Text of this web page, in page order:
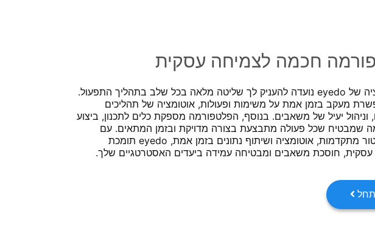
חכמה לצמיחה עסקית
האפליקציה של eyedo נועדה להעניק לך שליטה מלאה בכל שלב בתהליך התפעול.
מעקב בזמן אמת על משימות ופעולות, אוטומציה של תהליכים
וניהול יעיל של משאבים. בנוסף, הפלטפורמה מספקת כלים לתכנון, ביצוע
מה שמבטיח שכל פעולה מתבצעת בצורה מדויקת ובזמן המתאים. עם
יכולות ניטור מתקדמות, אוטומציה ושיתוף נתונים בזמן אמת, eyedo תומכת
חוסכת משאבים ומבטיחה עמידה ביעדים האסטרטגיים שלך.